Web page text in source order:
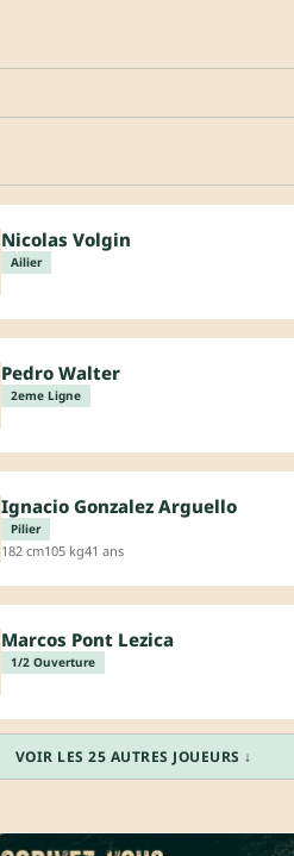
Nicolas Volgin
Ailier
Pedro Walter
2eme Ligne
Ignacio Gonzalez Arguello
Pilier
182 cm105 kg41 ans
Marcos Pont Lezica
1/2 Ouverture
VOIR LES 25 AUTRES JOUEURS ↓